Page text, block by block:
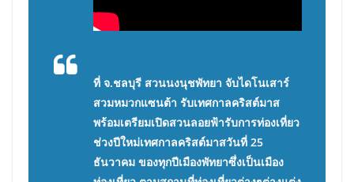
ที่ จ.ชลบุรี สวนนงนุชพัทยา จับไดโนเสาร์
สวมหมวกแซนต้า รับเทศกาลคริสต์มาส
พร้อมเตรียมเปิดสวนลอยฟ้ารับการท่องเที่ยว
ช่วงปีใหม่เทศกาลคริสต์มาสวันที่ 25
ธันวาคม ของทุกปีเมืองพัทยาซึ่งเป็นเมือง